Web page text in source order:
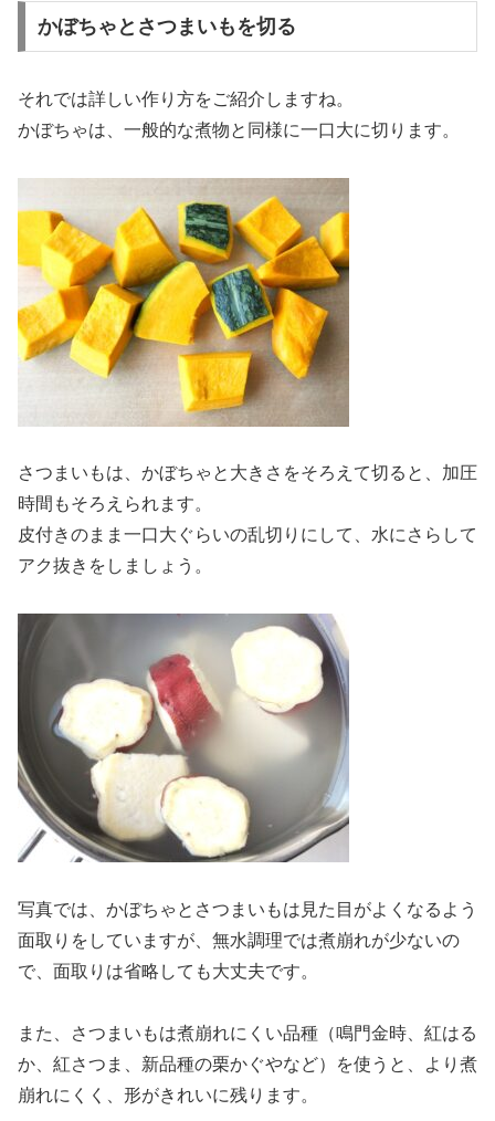
かぼちゃとさつまいもを切る
それでは詳しい作り方をご紹介しますね。
かぼちゃは、一般的な煮物と同様に一口大に切ります。
さつまいもは、かぼちゃと大きさをそろえて切ると、加圧
時間もそろえられます。
皮付きのまま一口大ぐらいの乱切りにして、水にさらして
アク抜きをしましょう。
写真では、かぼちゃとさつまいもは見た目がよくなるよう
面取りをしていますが、無水調理では煮崩れが少ないの
で、面取りは省略しても大丈夫です。
また、さつまいもは煮崩れにくい品種（鳴門金時、紅はる
か、紅さつま、新品種の栗かぐやなど）を使うと、より煮
崩れにくく、形がきれいに残ります。